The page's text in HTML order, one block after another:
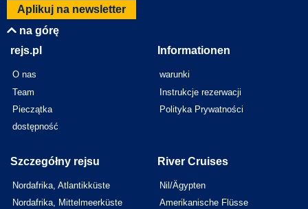
Aplikuj na newsletter
na górę
rejs.pl
O nas
Team
Pieczątka
dostępność
Informationen
warunki
Instrukcje rezerwacji
Polityka Prywatności
Szczegółny rejsu
Nordafrika, Atlantikküste
Nordafrika, Mittelmeerküste
River Cruises
Nil/Ägypten
Amerikanische Flüsse